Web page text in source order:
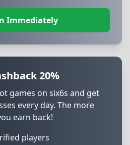
Immediately
20%
games on six6s and get
every day. The more
earn back!
players